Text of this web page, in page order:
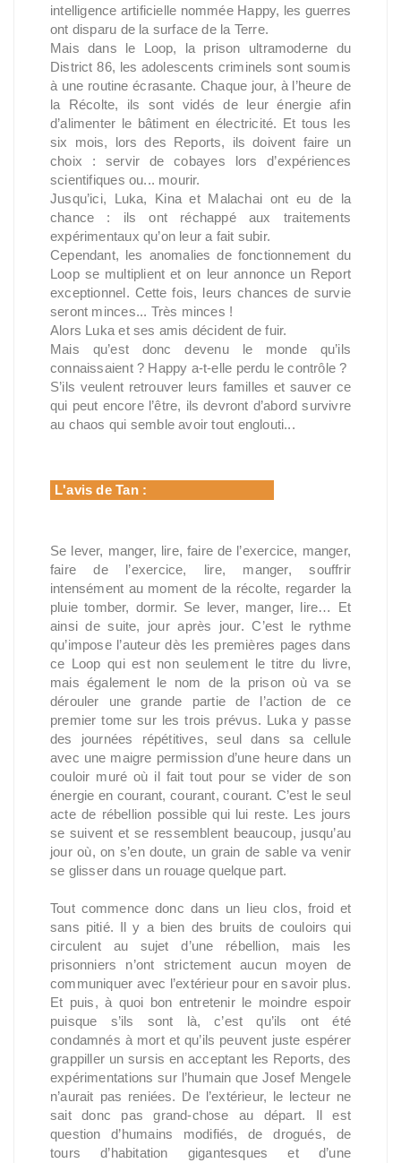
intelligence artificielle nommée Happy, les guerres
ont disparu de la surface de la Terre.
Mais dans le Loop, la prison ultramoderne du
District 86, les adolescents criminels sont soumis
à une routine écrasante. Chaque jour, à l’heure de
la Récolte, ils sont vidés de leur énergie afin
d’alimenter le bâtiment en électricité. Et tous les
six mois, lors des Reports, ils doivent faire un
choix : servir de cobayes lors d’expériences
scientifiques ou... mourir.
Jusqu’ici, Luka, Kina et Malachai ont eu de la
chance : ils ont réchappé aux traitements
expérimentaux qu’on leur a fait subir.
Cependant, les anomalies de fonctionnement du
Loop se multiplient et on leur annonce un Report
exceptionnel. Cette fois, leurs chances de survie
seront minces... Très minces !
Alors Luka et ses amis décident de fuir.
Mais qu’est donc devenu le monde qu’ils
connaissaient ? Happy a-t-elle perdu le contrôle ?
S’ils veulent retrouver leurs familles et sauver ce
qui peut encore l’être, ils devront d’abord survivre
au chaos qui semble avoir tout englouti...
L'avis de Tan :
Se lever, manger, lire, faire de l’exercice, manger,
faire de l’exercice, lire, manger, souffrir
intensément au moment de la récolte, regarder la
pluie tomber, dormir. Se lever, manger, lire… Et
ainsi de suite, jour après jour. C’est le rythme
qu’impose l’auteur dès les premières pages dans
ce Loop qui est non seulement le titre du livre,
mais également le nom de la prison où va se
dérouler une grande partie de l’action de ce
premier tome sur les trois prévus. Luka y passe
des journées répétitives, seul dans sa cellule
avec une maigre permission d’une heure dans un
couloir muré où il fait tout pour se vider de son
énergie en courant, courant, courant. C’est le seul
acte de rébellion possible qui lui reste. Les jours
se suivent et se ressemblent beaucoup, jusqu’au
jour où, on s’en doute, un grain de sable va venir
se glisser dans un rouage quelque part.
Tout commence donc dans un lieu clos, froid et
sans pitié. Il y a bien des bruits de couloirs qui
circulent au sujet d’une rébellion, mais les
prisonniers n’ont strictement aucun moyen de
communiquer avec l’extérieur pour en savoir plus.
Et puis, à quoi bon entretenir le moindre espoir
puisque s’ils sont là, c’est qu’ils ont été
condamnés à mort et qu’ils peuvent juste espérer
grappiller un sursis en acceptant les Reports, des
expérimentations sur l’humain que Josef Mengele
n’aurait pas reniées. De l’extérieur, le lecteur ne
sait donc pas grand-chose au départ. Il est
question d’humains modifiés, de drogués, de
tours d’habitation gigantesques et d’une